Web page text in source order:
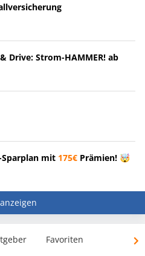
Drive: Strom-HAMMER! ab
Sparplan mit 175€ Prämien! 🤯
Favoriten